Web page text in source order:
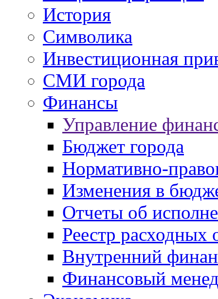
История
Символика
Инвестиционная
СМИ города
Финансы
Управление
Бюджет города
Нормативно-
Изменения в
Отчеты об
Реестр расходных
Внутренний
Финансовый